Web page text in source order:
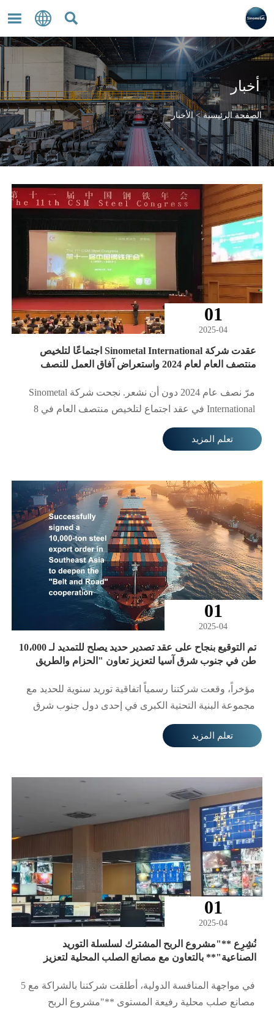



أخبار
الصفحة الرئيسية>الأخبار
01
2025-04
عقدت شركة Sinometal International اجتماعًا لتلخيص
منتصف العام لعام 2024 واستعراض آفاق العمل للنصف
مرّ نصف عام 2024 دون أن نشعر. نجحت شركة Sinometal
International في عقد اجتماع لتلخيص منتصف العام في 8
يوليو، حيث استعرضت إنجازات النصف الأول من العام
وأجرت مراجعة، كما قامت بتلخيص الخبرات القيّمة ووضع
بثبات، والسعي للتغلب على الآثار السلبية للاقتصاد الكلي
المتدهور والتغيرات غير المتوقعة في سوق الصلب الدولي،
وتعزيز الإدارة الأساسية باستمرار والحفاظ على العلامة
التجارية وتعزيزها. تحت القيادة الصحيحة للإدارة والجهود
الدؤوبة لزملاء من جميع الأقسام، حققت الشركة اختراقًا
جديدًا في النصف الأول من العام، حيث أكملت إيرادات
مبيعات بلغت ما يقرب من 800 مليون يوان، وشحنت أكثر
من 1000 طلب، مما حقق نموًا كبيرًا مقارنة بالفترة نفسها
من العام الماضي!
تعلم المزيد
01
2025-04
تم التوقيع بنجاح على عقد تصدير حديد يصلح للتمديد لـ 10،000
طن في جنوب شرق آسيا لتعزيز تعاون "الحزام والطريق
مؤخراً، وقعت شركتنا رسمياً اتفاقية توريد سنوية للحديد مع
مجموعة البنية التحتية الكبرى في إحدى دول جنوب شرق
منتجات مثل الحزم H ولفائف حديد التسليح الساخنة. سيتم
جنوب شرق آسيا.
تعلم المزيد
01
2025-04
نُشِرِع **"مشروع الربح المشترك لسلسلة التوريد
الصناعية"** بالتعاون مع مصانع الصلب المحلية لتعزيز
في مواجهة المنافسة الدولية، أطلقت شركتنا بالشراكة مع 5
مصانع صلب محلية رفيعة المستوى **"مشروع الربح